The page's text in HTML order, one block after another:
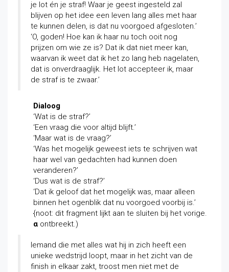
je lot én je straf! Waar je geest ingesteld zal
blijven op het idee een leven lang alles met haar
te kunnen delen, is dat nu voorgoed afgesloten.’
‘O, goden! Hoe kan ik haar nu toch ooit nog
prijzen om wie ze is? Dat ik dat niet meer kan,
waarvan ik weet dat ik het zo lang heb nagelaten,
dat is onverdraaglijk. Het lot accepteer ik, maar
de straf is te zwaar.’
Dialoog
‘Wat is de straf?’
‘Een vraag die voor altijd blijft.’
‘Maar wat is de vraag?’
‘Was het mogelijk geweest iets te schrijven wat
haar wel van gedachten had kunnen doen
veranderen?’
‘Dus wat is de straf?’
‘Dat ik geloof dat het mogelijk was, maar alleen
binnen het ogenblik dat nu voorgoed voorbij is.’
{noot: dit fragment lijkt aan te sluiten bij het vorige.
α ontbreekt.)
Iemand die met alles wat hij in zich heeft een
unieke wedstrijd loopt, maar in het zicht van de
finish in elkaar zakt, troost men niet met de